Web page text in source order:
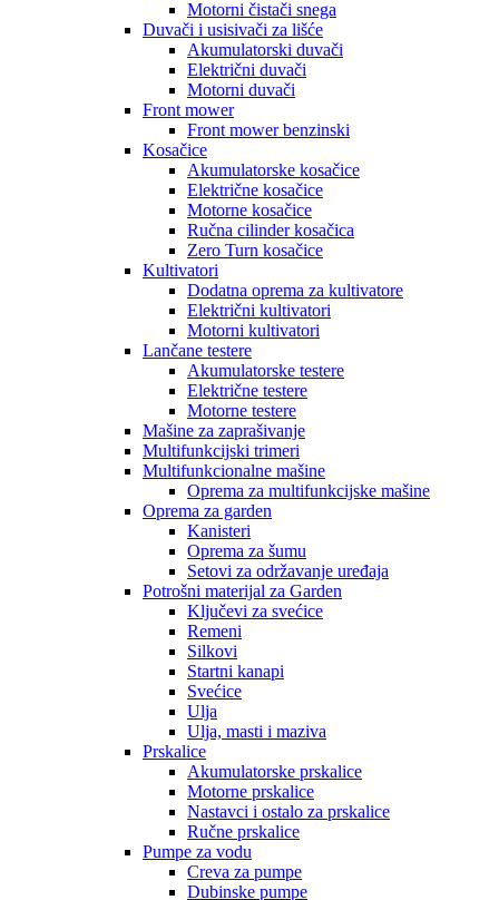
Motorni čistači snega
Duvači i usisivači za lišće
Akumulatorski duvači
Električni duvači
Motorni duvači
Front mower
Front mower benzinski
Kosačice
Akumulatorske kosačice
Električne kosačice
Motorne kosačice
Ručna cilinder kosačica
Zero Turn kosačice
Kultivatori
Dodatna oprema za kultivatore
Električni kultivatori
Motorni kultivatori
Lančane testere
Akumulatorske testere
Električne testere
Motorne testere
Mašine za zaprašivanje
Multifunkcijski trimeri
Multifunkcionalne mašine
Oprema za multifunkcijske mašine
Oprema za garden
Kanisteri
Oprema za šumu
Setovi za održavanje uređaja
Potrošni materijal za Garden
Ključevi za svećice
Remeni
Silkovi
Startni kanapi
Svećice
Ulja
Ulja, masti i maziva
Prskalice
Akumulatorske prskalice
Motorne prskalice
Nastavci i ostalo za prskalice
Ručne prskalice
Pumpe za vodu
Creva za pumpe
Dubinske pumpe